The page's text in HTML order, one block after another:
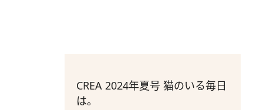
CREA 2024年夏号 猫のいる毎日
は。